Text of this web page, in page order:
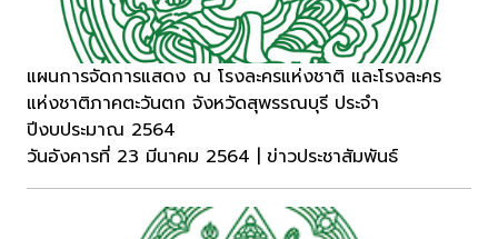
แผนการจัดการแสดง ณ โรงละครแห่งชาติ และโรงละคร
แห่งชาติภาคตะวันตก จังหวัดสุพรรณบุรี ประจำ
ปีงบประมาณ 2564
วันอังคารที่ 23 มีนาคม 2564 | ข่าวประชาสัมพันธ์